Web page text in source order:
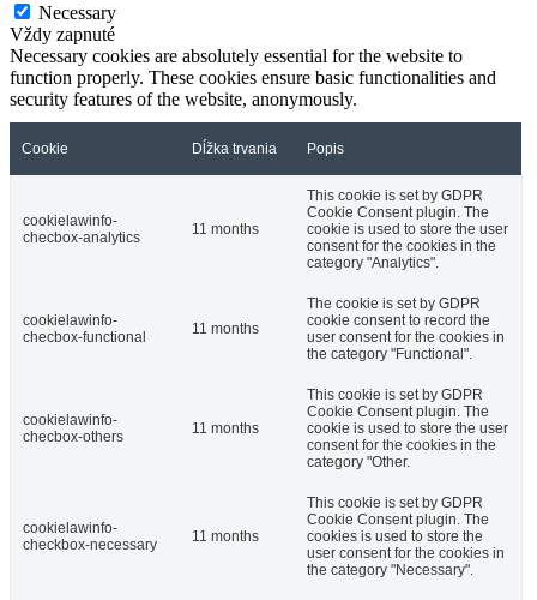
Necessary
Vždy zapnuté
Necessary cookies are absolutely essential for the website to
function properly. These cookies ensure basic functionalities and
security features of the website, anonymously.
Cookie Dĺžka trvania Popis
cookielawinfo-
checbox-analytics
11 months
This cookie is set by GDPR
Cookie Consent plugin. The
cookie is used to store the user
consent for the cookies in the
category "Analytics".
cookielawinfo-
checbox-functional
11 months
The cookie is set by GDPR
cookie consent to record the
user consent for the cookies in
the category "Functional".
cookielawinfo-
checbox-others
11 months
This cookie is set by GDPR
Cookie Consent plugin. The
cookie is used to store the user
consent for the cookies in the
category "Other.
cookielawinfo-
checkbox-necessary
11 months
This cookie is set by GDPR
Cookie Consent plugin. The
cookies is used to store the
user consent for the cookies in
the category "Necessary".